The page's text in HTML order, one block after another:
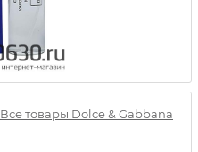
Все товары Dolce & Gabbana